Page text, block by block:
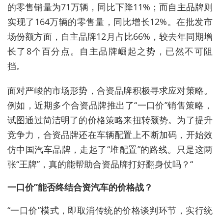
的零售销量为71万辆，同比下降11%；而自主品牌则
实现了164万辆的零售量，同比增长12%。在批发市
场份额方面，自主品牌12月占比66%，较去年同期增
长了8个百分点。自主品牌崛起之势，已然不可阻
挡。
面对严峻的市场形势，合资品牌积极寻求应对策略。
例如，近期多个合资品牌推出了“一口价”销售策略，
试图通过简洁明了的价格策略来扭转颓势。为了提升
竞争力，合资品牌还在车辆配置上不断加码，开始效
仿中国汽车品牌，走起了“堆配置”的路线。只是这两
张“王牌”，真的能帮助合资品牌打好翻身仗吗？“
一口价”能否终结合资汽车的价格战？
“一口价”模式，即取消传统的价格谈判环节，实行统